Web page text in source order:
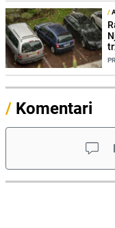
/
/ Komentari